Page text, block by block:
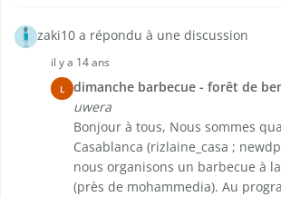
zaki10 a répondu à une discussion
il y a 14 ans
L dimanche barbecue - forêt de
uwera
Bonjour à tous, Nous sommes
Casablanca (rizlaine_casa ;
nous organisons un barbecue à
(près de mohammedia). Au